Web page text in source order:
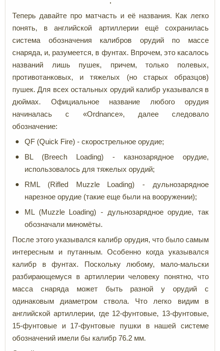
Теперь давайте про матчасть и её названия. Как легко
понять, в английской артиллерии ещё сохранилась
система обозначения калибров орудий по массе
снаряда, и, разумеется, в фунтах. Впрочем, это касалось
названий лишь пушек, причем, только полевых,
противотанковых, и тяжелых (но старых образцов)
пушек. Для всех остальных орудий калибр указывался в
дюймах. Официальное название любого орудия
начиналась с «Ordnance», далее следовало
обозначение:
QF (Quick Fire) - скорострельное орудие;
BL (Breech Loading) - казнозарядное орудие,
использовалось для тяжелых орудий;
RML (Rifled Muzzle Loading) - дульнозарядное
нарезное орудие (такие еще были на вооружении);
ML (Muzzle Loading) - дульнозарядное орудие, так
обозначали миномёты.
После этого указывался калибр орудия, что было самым
интересным и путанным. Особенно когда указывался
калибр в фунтах. Поскольку любому, мало-мальски
разбирающемуся в артиллерии человеку понятно, что
масса снаряда может быть разной у орудий с
одинаковым диаметром ствола. Что легко видим в
английской артиллерии, где 12-фунтовые, 13-фунтовые,
15-фунтовые и 17-фунтовые пушки в нашей системе
обозначений имели бы калибр 76.2 мм.